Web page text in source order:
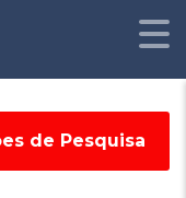
de Pesquisa